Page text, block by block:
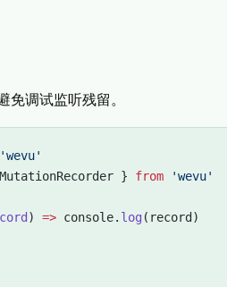
免调试监听残留。
'wevu'
} from 'wevu'
) => console. log (record)